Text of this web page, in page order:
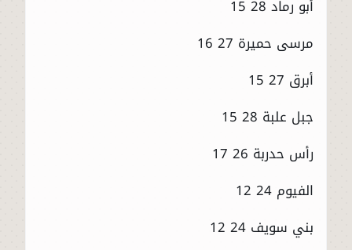
أبو رماد 28 15
مرسى حميرة 27 16
أبرق 27 15
جبل علبة 28 15
رأس حدربة 26 17
الفيوم 24 12
بني سويف 24 12